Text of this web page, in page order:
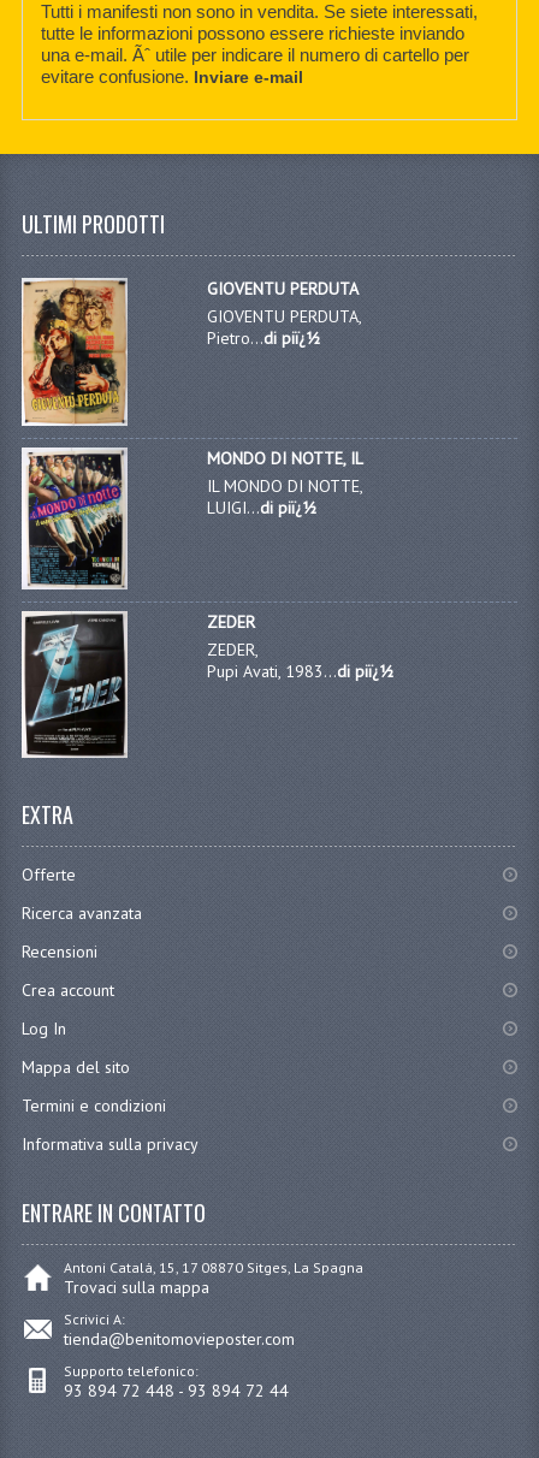
Tutti i manifesti non sono in vendita. Se siete interessati,
tutte le informazioni possono essere richieste inviando
una e-mail. Ãˆ utile per indicare il numero di cartello per
evitare confusione. Inviare e-mail
ULTIMI PRODOTTI
GIOVENTU PERDUTA
GIOVENTU PERDUTA,
Pietro...di piï¿½
MONDO DI NOTTE, IL
IL MONDO DI NOTTE,
LUIGI...di piï¿½
ZEDER
ZEDER,
Pupi Avati, 1983...di piï¿½
EXTRA
Offerte
Ricerca avanzata
Recensioni
Crea account
Log In
Mappa del sito
Termini e condizioni
Informativa sulla privacy
ENTRARE IN CONTATTO
Antoni Catalá, 15, 17 08870 Sitges, La Spagna
Trovaci sulla mappa
Scrivici A:
tienda@benitomovieposter.com
Supporto telefonico:
93 894 72 448 - 93 894 72 44